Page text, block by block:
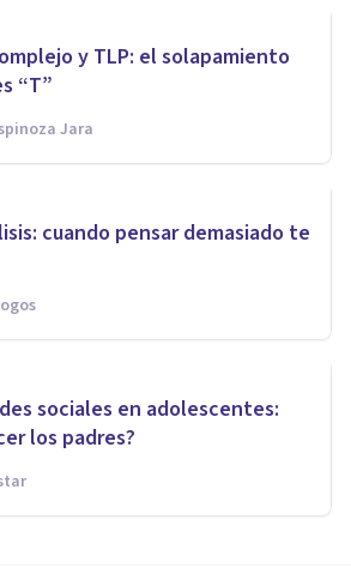
y TLP: el solapamiento
“T”
Jara
cuando pensar demasiado te
sociales en adolescentes:
los padres?